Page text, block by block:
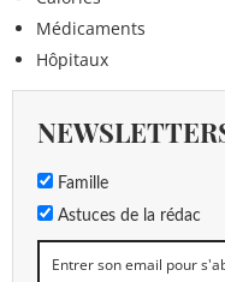
Médicaments
Hôpitaux
Famille
Astuces de la rédac